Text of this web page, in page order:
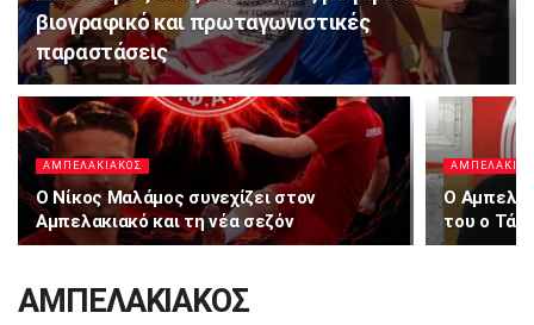
βιογραφικό και πρωταγωνιστικές
παραστάσεις
ΑΜΠΕΛΑΚΙΑΚΟΣ
Ο Νίκος Μαλάμος συνεχίζει στον
Αμπελακιακό και τη νέα σεζόν
Ο
του ο
ΑΜΠΕΛΑΚΙΑΚΟΣ